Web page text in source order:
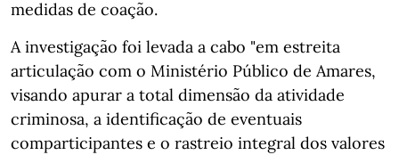
medidas de coação.
A investigação foi levada a cabo "em estreita
articulação com o Ministério Público de Amares,
visando apurar a total dimensão da atividade
criminosa, a identificação de eventuais
comparticipantes e o rastreio integral dos valores